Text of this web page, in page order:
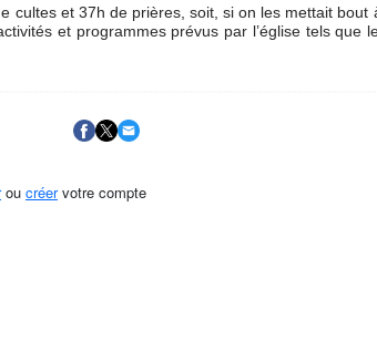
cultes et 37h de prières, soit, si on les mettait bout
et programmes prévus par l’église tels que
ou créervotre compte